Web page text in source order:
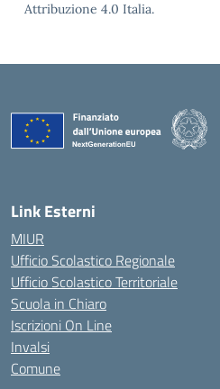
Attribuzione 4.0 Italia.
Link Esterni
MIUR
Ufficio Scolastico Regionale
Ufficio Scolastico Territoriale
Scuola in Chiaro
Iscrizioni On Line
Invalsi
Comune